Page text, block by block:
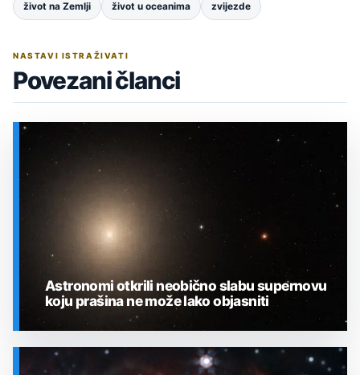
život na Zemlji život u oceanima zvijezde
NASTAVI ISTRAŽIVATI
Povezani članci
SVEMIR
Astronomi otkrili neobično slabu supernovu
koju prašina ne može lako objasniti